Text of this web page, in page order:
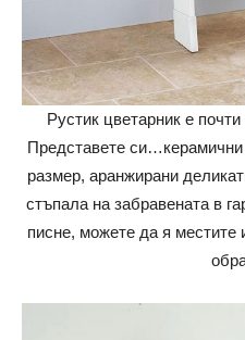
Рустик цветарник е
Представете си…керамични
размер, аранжирани
стъпала на забравената в
писне, можете да я местите